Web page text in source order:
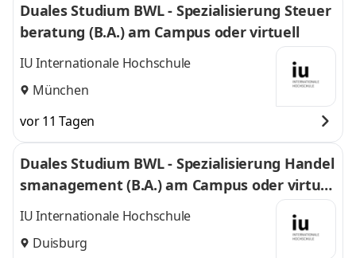
Duales Studium BWL - Spezialisierung Steuer
beratung (B.A.) am Campus oder virtuell
IU Internationale Hochschule
München
vor 11 Tagen
Duales Studium BWL - Spezialisierung Handel
smanagement (B.A.) am Campus oder virtuel
l
IU Internationale Hochschule
Duisburg